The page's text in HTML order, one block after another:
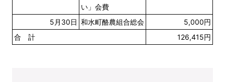
い」会費
5月30日 和水町酪農組合総会
5,000円
合 計
126,415円